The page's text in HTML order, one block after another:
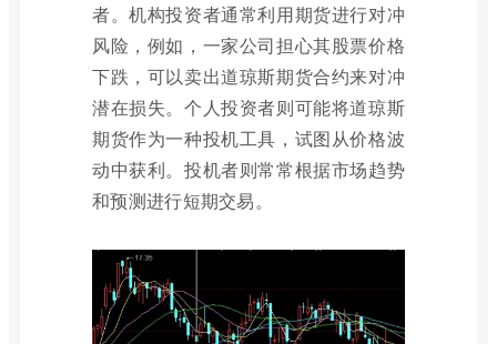
者。机构投资者通常利用期货进行对冲
风险，例如，一家公司担心其股票价格
下跌，可以卖出道琼斯期货合约来对冲
潜在损失。个人投资者则可能将道琼斯
期货作为一种投机工具，试图从价格波
动中获利。投机者则常常根据市场趋势
和预测进行短期交易。